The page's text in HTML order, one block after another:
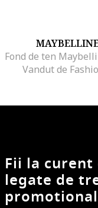
Vandut de
Fii la
legate de